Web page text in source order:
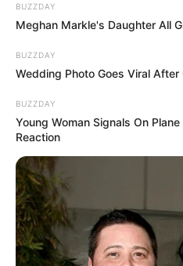
BUZZDAY
Meghan Markle's Daughter All
BUZZDAY
Wedding Photo Goes Viral After
BUZZDAY
Young Woman Signals On
Reaction